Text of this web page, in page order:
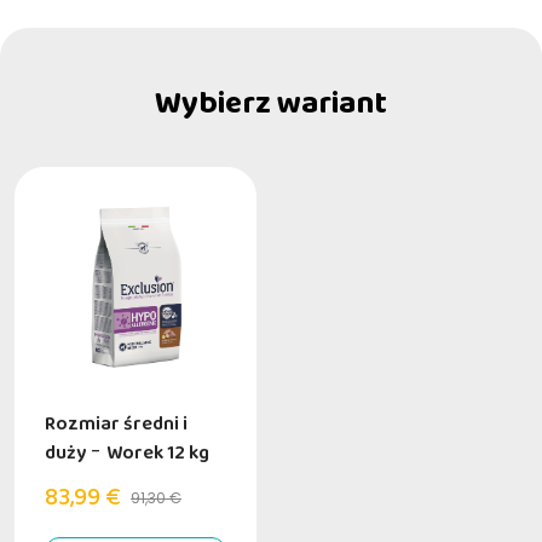
Wybierz wariant
Rozmiar średni i
duży - Worek 12 kg
83,99 € 91,30 €